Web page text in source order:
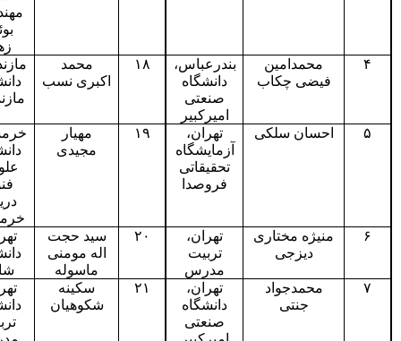
مهندسی
محمدامین
فیضی چکاب
بندرعباس،
دانشگاه
صنعتی
امیرکبیر
۱۸
اکبری نسب
مازندران،
دانشگاه
مازندران
احسان سلکی
تهران،
آزمایشگاه
تحقیقاتی
فروصدا
۱۹
مجیدی
خرمشهر،
دانشگاه
خرمشهر
منیژه مختاری
دیزجی
تهران،
مدرس
۲۰
سید حجت
اله مومنی
ماسوله
تهران،
دانشگاه
محمدجواد
دانشگاه
صنعتی
۲۱
شکوهیان
دانشگاه